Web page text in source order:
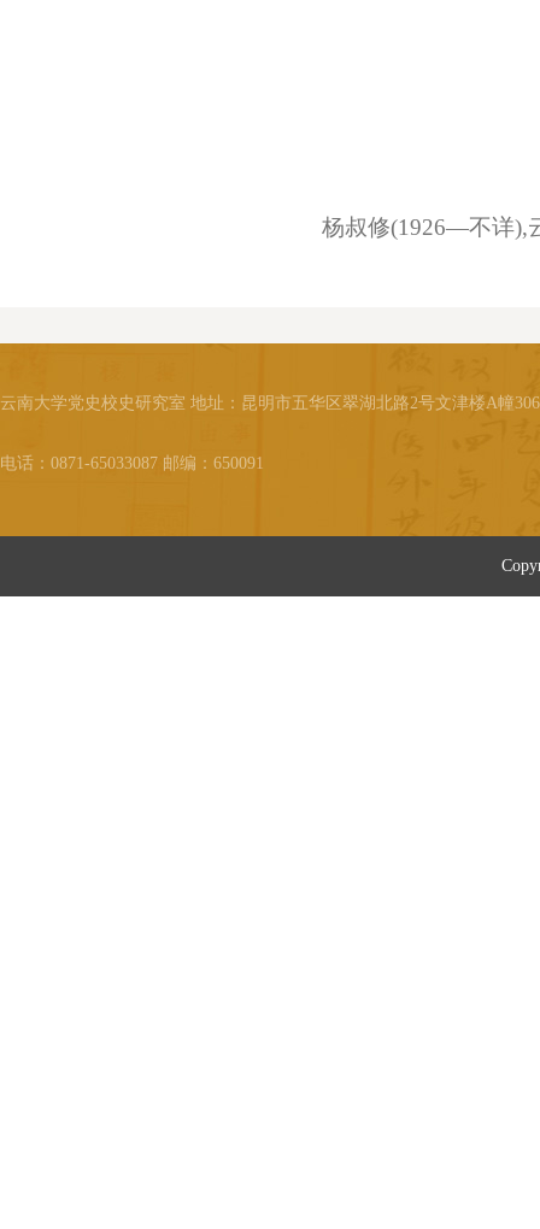
杨叔修(1926—不详),
云南大学党史校史研究室 地址：昆明市五华区翠湖北路2号文津楼A幢
电话：0871-65033087 邮编：650091